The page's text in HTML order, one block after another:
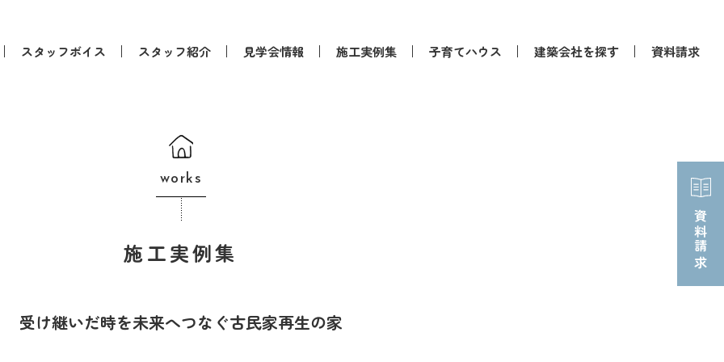
スタッフボイス スタッフ紹介 見学会情報 施工実例集 子育てハウス 建築会社を探す 資料請求
資料請求
works
施工実例集
受け継いだ時を未来へつなぐ古民家再生の家